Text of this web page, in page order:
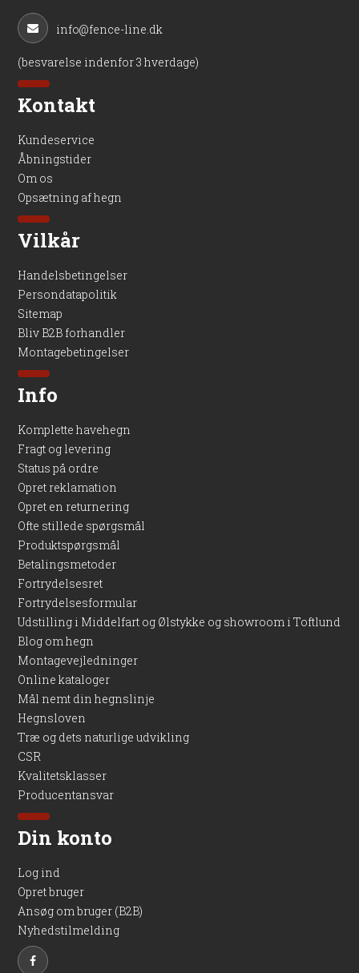
info@fence-line.dk
(besvarelse indenfor 3 hverdage)
Kontakt
Kundeservice
Åbningstider
Om os
Opsætning af hegn
Vilkår
Handelsbetingelser
Persondatapolitik
Sitemap
Bliv B2B forhandler
Montagebetingelser
Info
Komplette havehegn
Fragt og levering
Status på ordre
Opret reklamation
Opret en returnering
Ofte stillede spørgsmål
Produktspørgsmål
Betalingsmetoder
Fortrydelsesret
Fortrydelsesformular
Udstilling i Middelfart og Ølstykke og showroom i Toftlund
Blog om hegn
Montagevejledninger
Online kataloger
Mål nemt din hegnslinje
Hegnsloven
Træ og dets naturlige udvikling
CSR
Kvalitetsklasser
Producentansvar
Din konto
Log ind
Opret bruger
Ansøg om bruger (B2B)
Nyhedstilmelding